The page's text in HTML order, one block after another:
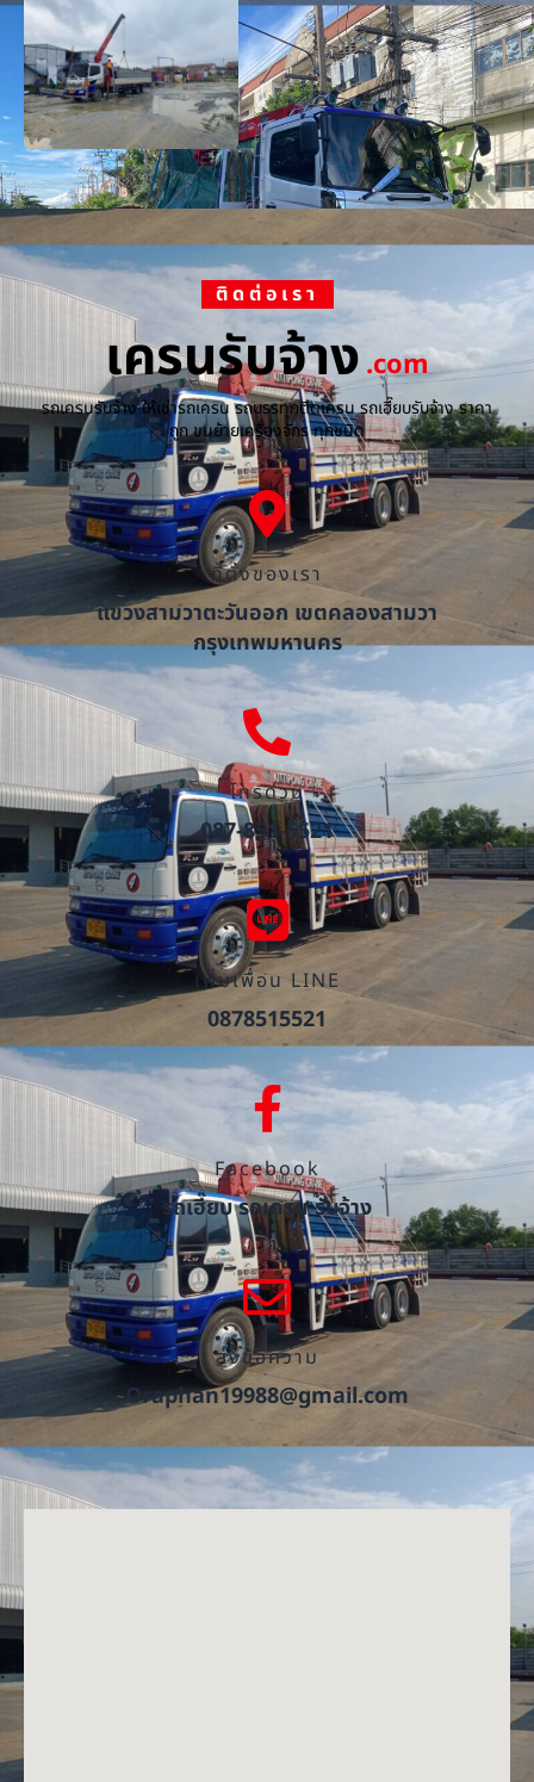
ติดต่อเรา
เครนรับจ้าง.com
รถเครนรับจ้าง ให้เช่ารถเครน รถบรรทุกติดเครน รถเฮี๊ยบรับจ้าง ราคา
ถูก ขนย้ายเครื่องจักร ทุกชนิด
ที่ตั้งของเรา
แขวงสามวาตะวันออก เขตคลองสามวา
กรุงเทพมหานคร
โทรด่วน
087-851-5521
เพิ่มเพื่อน LINE
0878515521
Facebook
รถเฮี๊ยบ รถเครน รับจ้าง
ส่งข้อความ
Oraphan19988@gmail.com